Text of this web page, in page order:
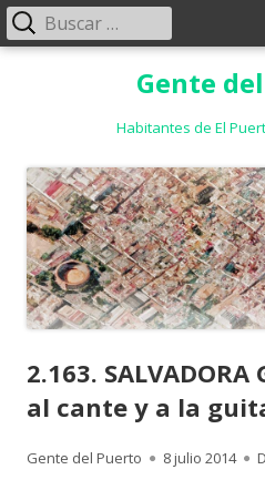
Gente
Habitantes de El
Menú
Buscar:
2.163.
al cante y a la
Autor
Gente del Puerto
Publicado
8 julio 2014